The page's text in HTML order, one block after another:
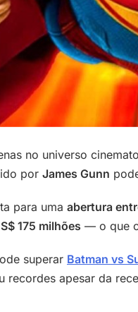
no universo
por James Gunn
para uma abertura
175 milhões — o que
superar Batman vs
recordes apesar da